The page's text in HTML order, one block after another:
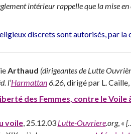
intérieur rappelle que la mise
discrets sont autorisés, par la
Arthaud (dirigeantes de Lutte
l’Harmattan6.26, dirigé par L.
des Femmes, contre le Voile
voile, 25.12.03 Lutte-Ouvriere.org, «